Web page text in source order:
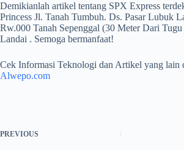
Demikianlah artikel tentang SPX Express
Princess Jl. Tanah Tumbuh. Ds. Pasar Lubuk
Rw.000 Tanah Sepenggal (30 Meter Dari
Landai . Semoga bermanfaat!
Cek Informasi Teknologi dan Artikel yang lain
Alwepo.com
PREVIOUS